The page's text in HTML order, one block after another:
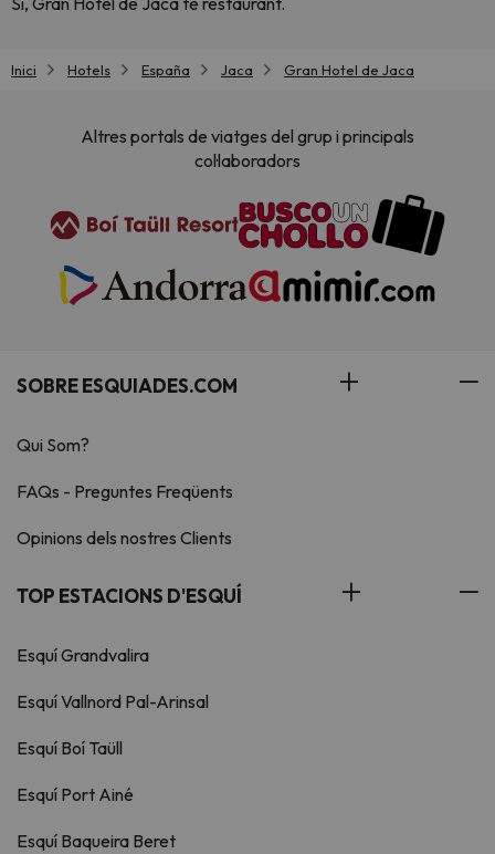
Inici Hotels España Jaca Gran Hotel de Jaca
Altres portals de viatges del grup i principals
col·laboradors
SOBRE ESQUIADES.COM
Qui Som?
FAQs - Preguntes Freqüents
Opinions dels nostres Clients
TOP ESTACIONS D'ESQUÍ
Esquí Grandvalira
Esquí Vallnord Pal-Arinsal
Esquí Boí Taüll
Esquí Port Ainé
Esquí Baqueira Beret